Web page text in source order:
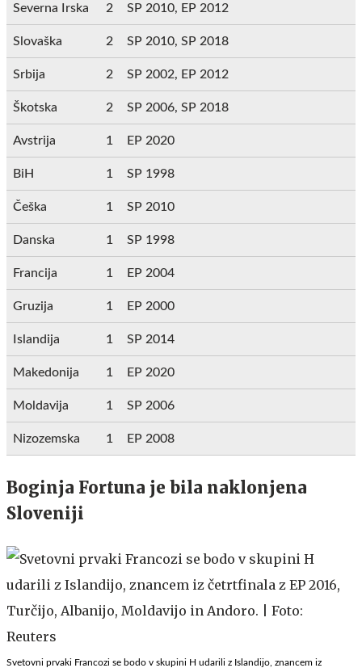
Severna Irska 2 SP 2010, EP 2012
Slovaška 2 SP 2010, SP 2018
Srbija 2 SP 2002, EP 2012
Škotska 2 SP 2006, SP 2018
Avstrija 1 EP 2020
BiH 1 SP 1998
Češka 1 SP 2010
Danska 1 SP 1998
Francija 1 EP 2004
Gruzija 1 EP 2000
Islandija 1 SP 2014
Makedonija 1 EP 2020
Moldavija 1 SP 2006
Nizozemska 1 EP 2008
Boginja Fortuna je bila naklonjena
Sloveniji
Svetovni prvaki Francozi se bodo v skupini H udarili z Islandijo, znancem iz